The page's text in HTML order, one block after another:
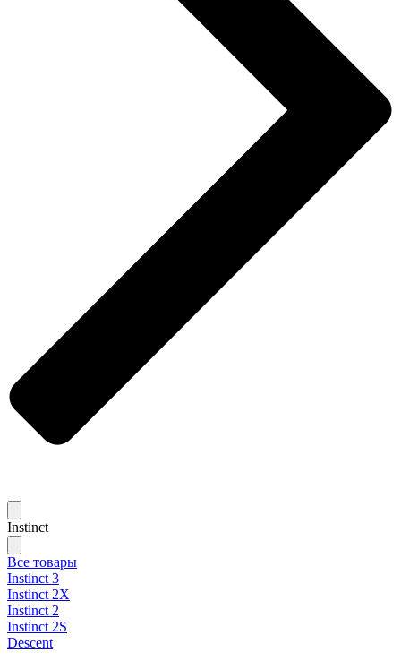
Instinct
Все товары
Instinct 3
Instinct 2X
Instinct 2
Instinct 2S
Descent